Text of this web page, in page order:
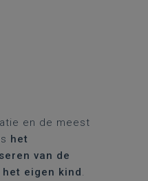
en de meest
het
van de
eigen kind.